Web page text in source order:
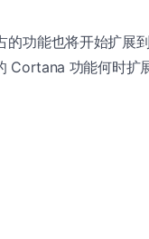
的功能也将开始扩展
Cortana 功能何时扩